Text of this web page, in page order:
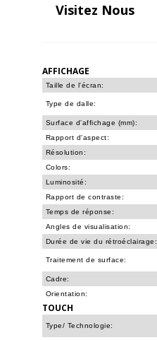
Visitez Nous
AFFICHAGE
Taille de l'écran:
Type de dalle:
Surface d'affichage (mm):
Rapport d'aspect:
Résolution:
Colors:
Luminosité:
Rapport de contraste:
Temps de réponse:
Angles de visualisation:
Durée de vie du rétroéclairage:
Traitement de surface:
Cadre:
Orientation:
TOUCH
Type/ Technologie: